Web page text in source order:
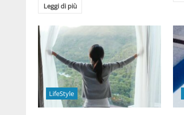
Leggi di più
LifeStyle